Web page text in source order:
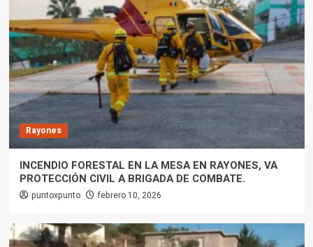
Rayones
INCENDIO FORESTAL EN LA MESA EN RAYONES, VA
PROTECCIÓN CIVIL A BRIGADA DE COMBATE.
puntoxpunto febrero 10, 2026